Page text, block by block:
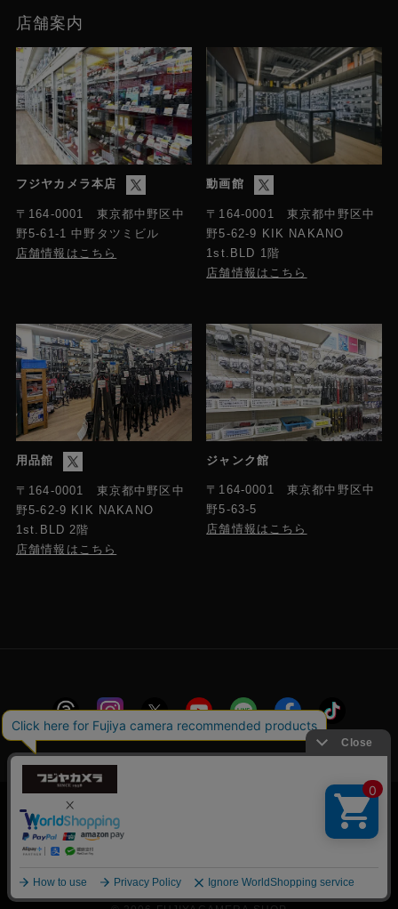
絞り込み
店舗案内
フジヤカメラ本店
〒164-0001 東京都中野区中
野5-61-1 中野タツミビル
店舗情報はこちら
動画館
〒164-0001 東京都中野区中
野5-62-9 KIK NAKANO
1st.BLD 1階
店舗情報はこちら
用品館
〒164-0001 東京都中野区中
野5-62-9 KIK NAKANO
1st.BLD 2階
店舗情報はこちら
ジャンク館
〒164-0001 東京都中野区中
野5-63-5
店舗情報はこちら
会社概要
特定商取引に関する法律に基づく表示
フジヤグループ
商標登録 第5211024号 株式会社フジヤカメラ店 古物商許可番
当サイトでは利便性向上のためクッキー(Cookie)
を使用しています。クッキー(Cookie)の使用に関
しては「プライバシーポリシー」
い。
承諾する